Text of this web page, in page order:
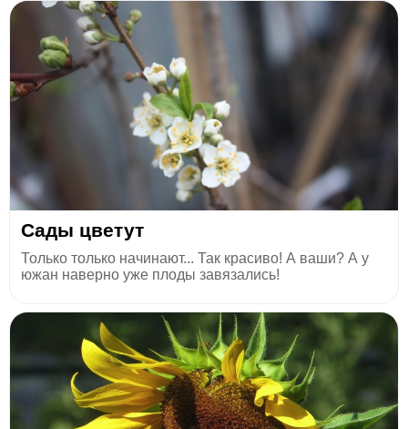
Сады цветут
Только только начинают... Так красиво! А ваши? А у
южан наверно уже плоды завязались!